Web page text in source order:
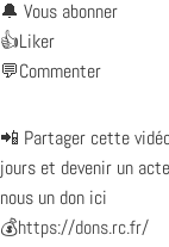
🔔 Vous abonner
👍Liker
💬Commenter
📲 Partager cette
jours et devenir un
nous un don ici
💰https://dons.rc.fr/